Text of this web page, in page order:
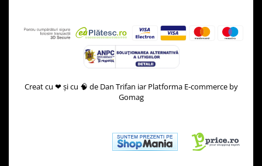
Creat cu ❤ și cu 🧠 de Dan Trifan iar Platforma E-commerce by
Gomag